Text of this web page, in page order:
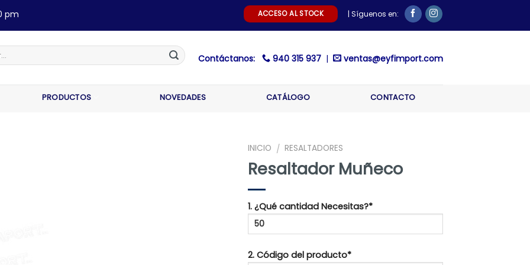
pm ACCESO AL STOCK | Síguenos en:
Contáctanos: 940 315 937 | ventas@eyfimport.com
PRODUCTOS NOVEDADES CATÁLOGO CONTACTO
INICIO / RESALTADORES
Resaltador Muñeco
1. ¿Qué cantidad Necesitas?*
2. Código del producto*